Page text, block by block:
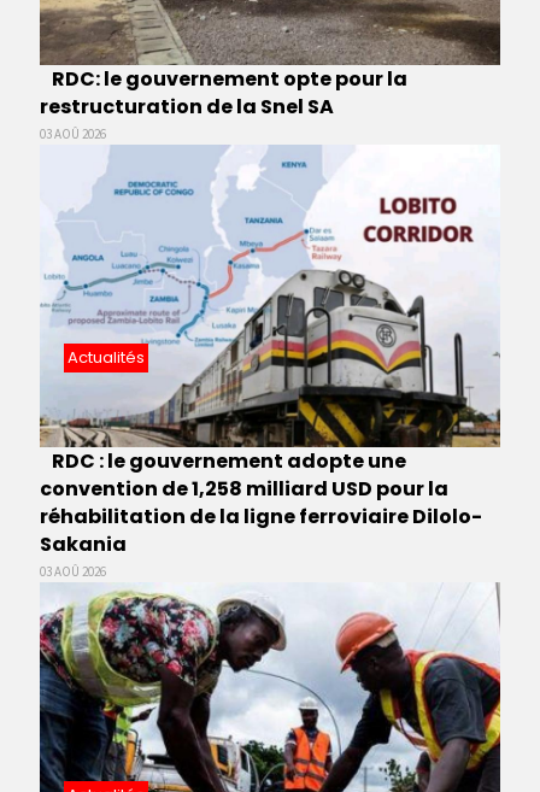
RDC: le gouvernement opte pour la
restructuration de la Snel SA
03 AOÛ 2026
Actualités
RDC : le gouvernement adopte une
convention de 1,258 milliard USD pour la
réhabilitation de la ligne ferroviaire Dilolo-
Sakania
03 AOÛ 2026